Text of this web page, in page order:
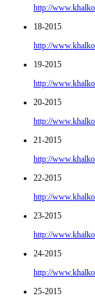
http://
18-2015
http://
19-2015
http://
20-2015
http://
21-2015
http://
22-2015
http://
23-2015
http://
24-2015
http://
25-2015